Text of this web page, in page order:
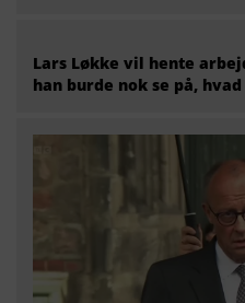
Lars Løkke vil hente
han burde nok se på,